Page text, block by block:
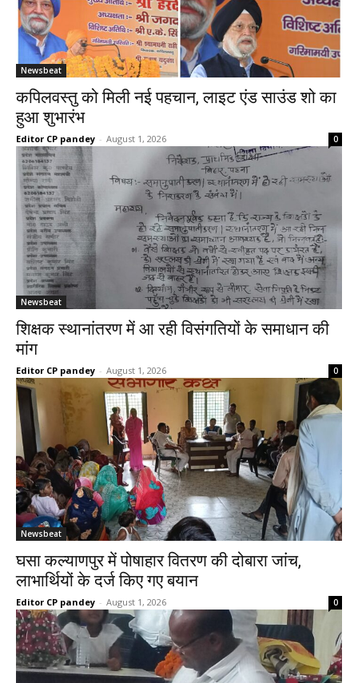
Newsbeat
कपिलवस्तु को मिली नई पहचान, लाइट एंड साउंड शो का
हुआ शुभारंभ
Editor CP pandey - August 1, 2026 0
Newsbeat
शिक्षक स्थानांतरण में आ रही विसंगतियों के समाधान की
मांग
Editor CP pandey - August 1, 2026 0
Newsbeat
घसा कल्याणपुर में पोषाहार वितरण की दोबारा जांच,
लाभार्थियों के दर्ज किए गए बयान
Editor CP pandey - August 1, 2026 0